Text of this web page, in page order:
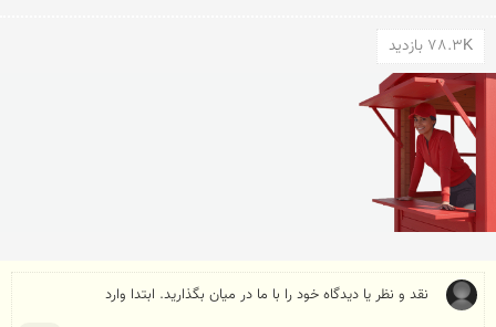
78.3K بازدید